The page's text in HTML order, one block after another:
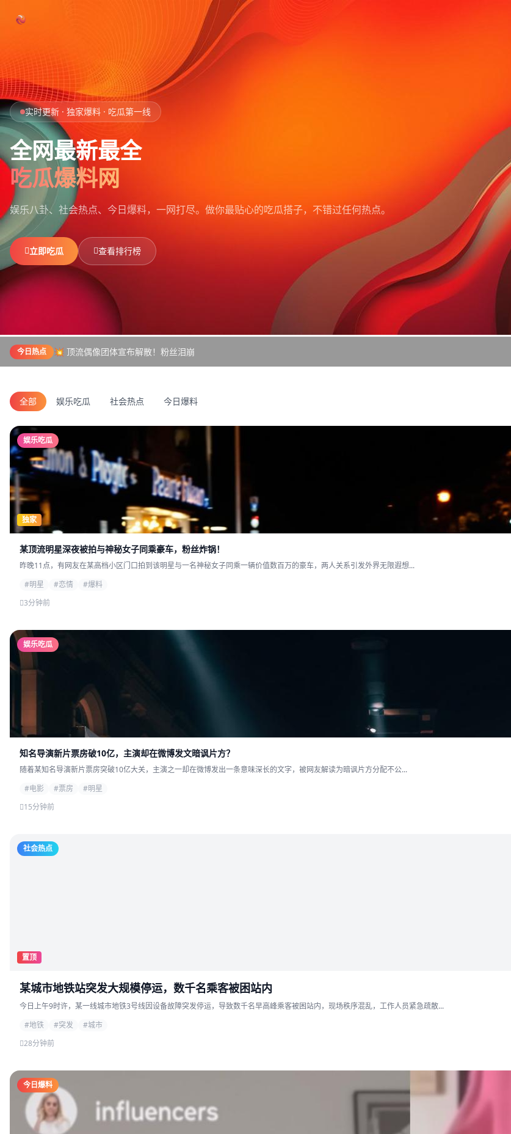
首页
娱乐吃瓜
社会热点
今日爆料
排行榜
社区
实时更新 · 独家爆料 · 吃瓜第一线
全网最新最全
吃瓜爆料网
娱乐八卦、社会热点、今日爆料，一网打尽。 做你最贴心的吃瓜搭子，不错过任何热点。
立即吃瓜 查看排行榜
今日热点 💥 顶流偶像团体宣布解散！粉丝泪崩
全部 娱乐吃瓜 社会热点 今日爆料
娱乐吃瓜
独家
某顶流明星深夜被拍与神秘女子同乘豪车，粉丝炸锅！
昨晚11点，有网友在某高档小区门口拍到该明星与一名神秘女子同乘一辆价值数百万的豪车，两人关系引发外界无限遐想...
#明星
#恋情
#爆料
3分钟前
娱乐吃瓜
知名导演新片票房破10亿，主演却在微博发文暗讽片方？
随着某知名导演新片票房突破10亿大关，主演之一却在微博发出一条意味深长的文字，被网友解读为暗讽片方分配不公...
#电影
#票房
#明星
15分钟前
社会热点
置顶
某城市地铁站突发大规模停运，数千名乘客被困站内
今日上午9时许，某一线城市地铁3号线因设备故障突发停运，导致数千名早高峰乘客被困站内，现场秩序混乱，工作人员紧急疏散...
#地铁
#突发
#城市
28分钟前
今日爆料